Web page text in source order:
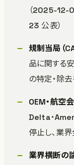
（2025-12-
23 公表）
規制当局（
品に関する
の特定・除
OEM・航空
Delta・
停止し、業
業界横断の